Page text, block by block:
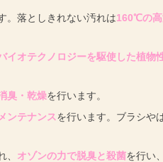
。落としきれない汚れは160℃の高
イオテクノロジーを駆使した植物
臭・乾燥を行います。
ンテナンスを行います。ブラシや
、 オゾンの力で脱臭と殺菌を行い